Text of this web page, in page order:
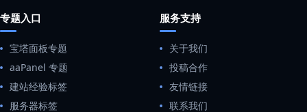
专题入口
宝塔面板专题
aaPanel 专题
建站经验标签
服务器标签
服务支持
关于我们
投稿合作
友情链接
联系我们